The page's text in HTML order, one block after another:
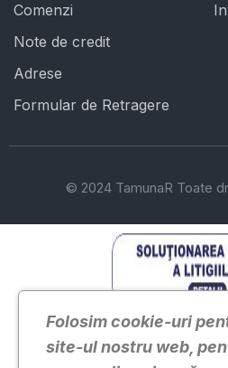
Comenzi
Note de credit
Adrese
Formular de Retragere
© 2024 TamunaR Toate
Solutionarea Online a
Litigiilor
Folosim cookie-uri
site-ul nostru web,